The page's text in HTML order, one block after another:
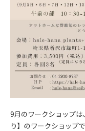
9月のワークショップは
り】のワークショップ